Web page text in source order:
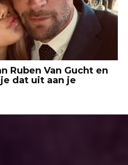
Ruben Van Gucht en
dat uit aan je